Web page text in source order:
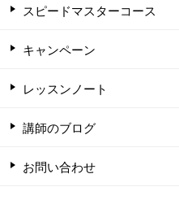
スピードマスターコース
キャンペーン
レッスンノート
講師のブログ
お問い合わせ